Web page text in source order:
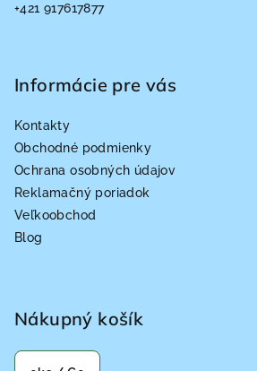
+421 917617877
Informácie pre vás
Kontakty
Obchodné podmienky
Ochrana osobných údajov
Reklamačný poriadok
Veľkoobchod
Blog
Nákupný košík